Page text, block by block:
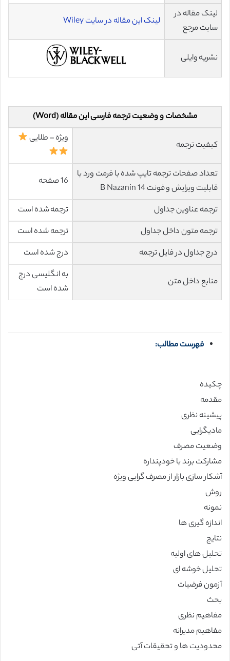
لینک مقاله در
سایت مرجع
لینک این مقاله در سایت Wiley
نشریه وایلی
مشخصات و وضعیت ترجمه فارسی این مقاله (Word)
کیفیت ترجمه
ویژه – طلایی
تعداد صفحات ترجمه تایپ شده با فرمت ورد با
قابلیت ویرایش و فونت 14 B Nazanin
16 صفحه
ترجمه عناوین جداول
ترجمه شده است
ترجمه متون داخل جداول
ترجمه شده است
درج جداول در فایل ترجمه
درج شده است
منابع داخل متن
به انگلیسی درج
شده است
فهرست مطالب:
چکیده
مقدمه
پیشینه نظری
مادیگرایی
وضعیت مصرف
مشارکت برند با خودپنداره
آشکار سازی بازار از مصرف گرایی ویژه
روش
نمونه
اندازه گیری ها
نتایج
تحلیل های اولیه
تحلیل خوشه ای
آزمون فرضیات
بحث
مفاهیم نظری
مفاهیم مدیرانه
محدودیت ها و تحقیقات آتی